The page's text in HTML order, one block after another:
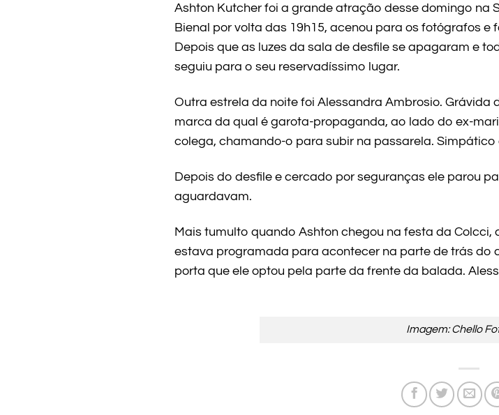
Ashton Kutcher foi a grande atração desse domingo na
Bienal por volta das 19h15, acenou para os fotógrafos
Depois que as luzes da sala de desfile se apagaram e
seguiu para o seu reservadíssimo lugar.
Outra estrela da noite foi Alessandra Ambrosio. Grávida
marca da qual é garota-propaganda, ao lado do ex-
colega, chamando-o para subir na passarela. Simpático
Depois do desfile e cercado por seguranças ele parou
aguardavam.
Mais tumulto quando Ashton chegou na festa da Colcci,
estava programada para acontecer na parte de trás do
porta que ele optou pela parte da frente da balada.
Imagem: Chello